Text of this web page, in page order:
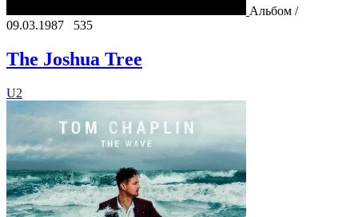
Альбом /
09.03.1987
535
The Joshua Tree
U2